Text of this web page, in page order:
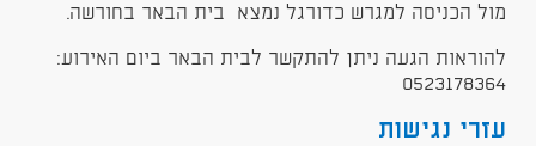
מול הכניסה למגרש כדורגל נמצא בית הבאר בחורשה.​
להוראות הגעה ניתן להתקשר לבית הבאר ביום האירוע:
0523178364
עזרי נגישות